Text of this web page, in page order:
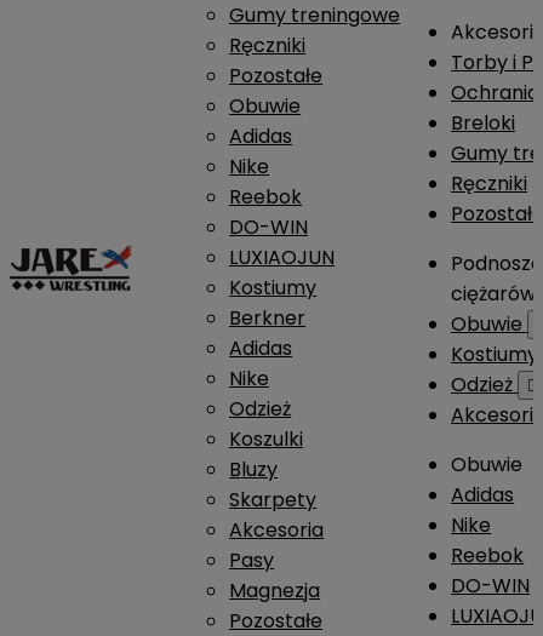
Gumy treningowe
Ręczniki
Pozostałe
Obuwie
Adidas
Nike
Reebok
DO-WIN
LUXIAOJUN
Kostiumy
Berkner
Adidas
Nike
Odzież
Koszulki
Bluzy
Skarpety
Akcesoria
Pasy
Magnezja
Pozostałe
Torby i
Breloki
Gumy
Ręczniki
ciężarów
Obuwie
Kostiumy
Odzież

Obuwie
Adidas
Nike
Reebok
DO-WIN